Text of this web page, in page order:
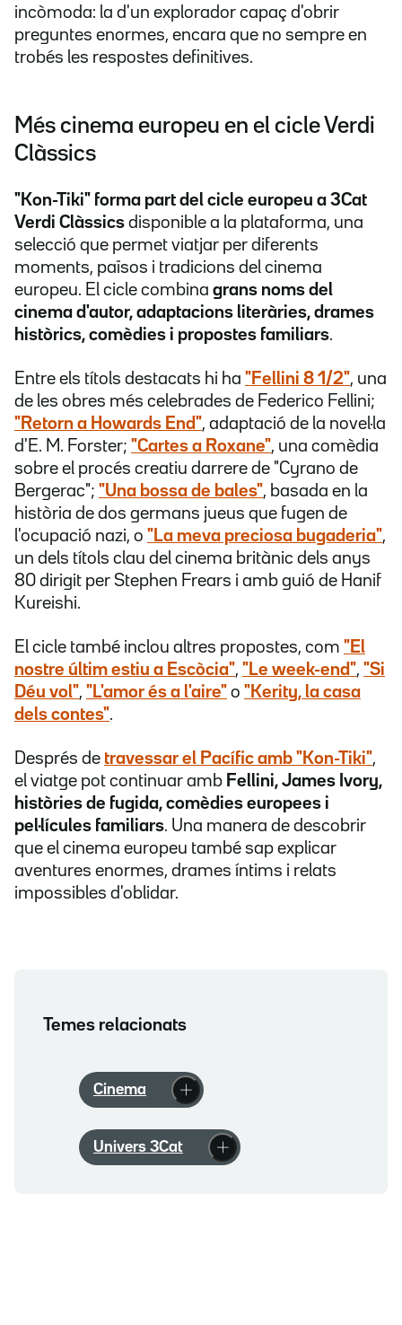
incòmoda: la d'un explorador capaç d'obrir
preguntes enormes, encara que no sempre en
trobés les respostes definitives.
Més cinema europeu en el cicle Verdi
Clàssics
"Kon-Tiki" forma part del cicle europeu a 3Cat
Verdi Clàssics disponible a la plataforma, una
selecció que permet viatjar per diferents
moments, països i tradicions del cinema
europeu. El cicle combina grans noms del
cinema d'autor, adaptacions literàries, drames
històrics, comèdies i propostes familiars.
Entre els títols destacats hi ha "Fellini 8 1/2", una
de les obres més celebrades de Federico Fellini;
"Retorn a Howards End", adaptació de la novel·la
d'E. M. Forster; "Cartes a Roxane", una comèdia
sobre el procés creatiu darrere de "Cyrano de
Bergerac"; "Una bossa de bales", basada en la
història de dos germans jueus que fugen de
l'ocupació nazi, o "La meva preciosa bugaderia",
un dels títols clau del cinema britànic dels anys
80 dirigit per Stephen Frears i amb guió de Hanif
Kureishi.
El cicle també inclou altres propostes, com "El
nostre últim estiu a Escòcia", "Le week-end", "Si
Déu vol", "L'amor és a l'aire" o "Kerity, la casa
dels contes".
Després de travessar el Pacífic amb "Kon-Tiki",
el viatge pot continuar amb Fellini, James Ivory,
històries de fugida, comèdies europees i
pel·lícules familiars. Una manera de descobrir
que el cinema europeu també sap explicar
aventures enormes, drames íntims i relats
impossibles d'oblidar.
Temes relacionats
Cinema
Univers 3Cat